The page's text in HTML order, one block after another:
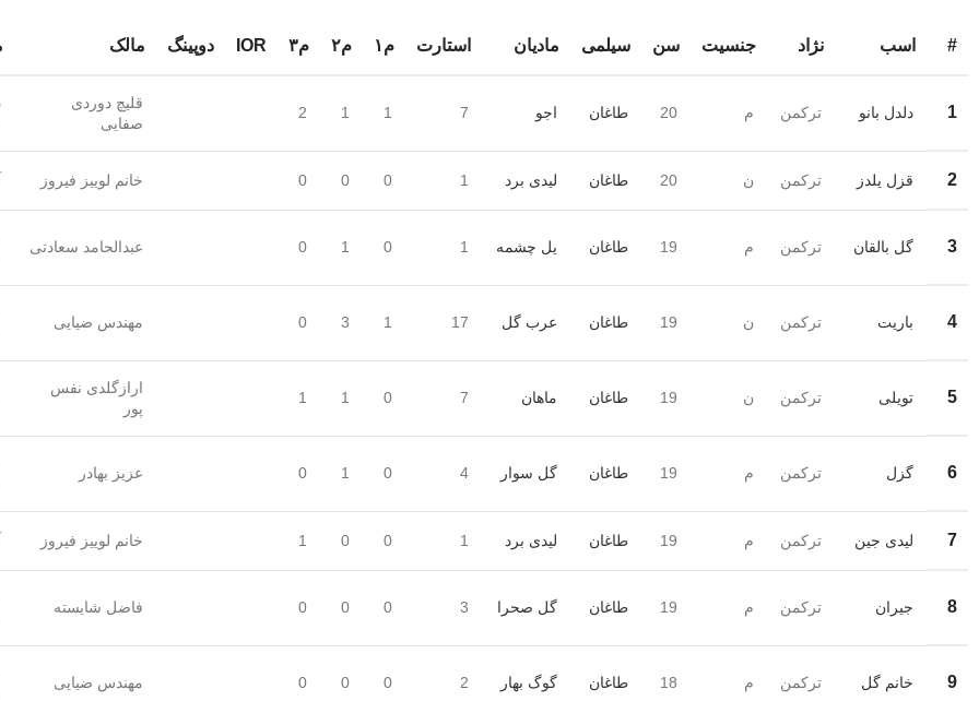
# اسب نژاد جنسیت سن سیلمی مادیان استارت م۱ م۲ م۳ IOR دوپینگ مالک
1 دلدل بانو ترکمن م 20 طاغان اجو 7
1
1
2
قلیچ دوردی
صفایی
2 قزل یلدز ترکمن ن 20 طاغان لیدی برد 1
0
0
0 خانم لوییز فیروز
3 گل بالقان ترکمن م 19 طاغان یل چشمه 1
0
1
0 عبدالحامد سعادتی
4 باریت ترکمن ن 19 طاغان عرب گل 17
1
3
0 مهندس ضیایی
5 تویلی ترکمن ن 19 طاغان ماهان 7
0
1
1
ارازگلدی نفس
پور
6 گزل ترکمن م 19 طاغان گل سوار 4
0
1
0 عزیز بهادر
7 لیدی جین ترکمن م 19 طاغان لیدی برد 1
0
0
1 خانم لوییز فیروز
8 جیران ترکمن م 19 طاغان گل صحرا 3
0
0
0 فاضل شایسته
9 خانم گل ترکمن م 18 طاغان گوگ بهار 2
0
0
0 مهندس ضیایی